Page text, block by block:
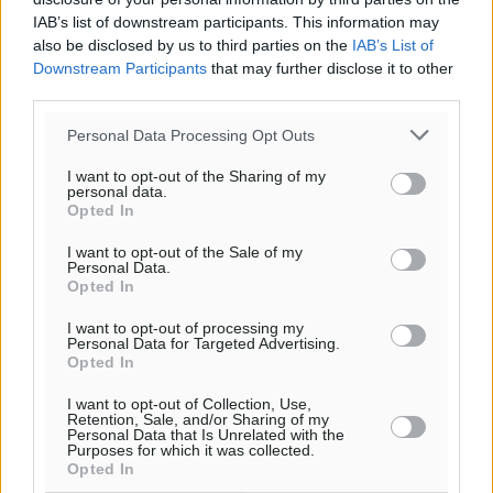
IAB’s list of downstream participants. This information may
also be disclosed by us to third parties on the IAB’s List of
Downstream Participants that may further disclose it to other
Personal Data Processing Opt Outs
I want to opt-out of the Sharing of my
personal data.
Opted In
I want to opt-out of the Sale of my
Personal Data.
Opted In
I want to opt-out of processing my
Personal Data for Targeted Advertising.
Opted In
I want to opt-out of Collection, Use,
Retention, Sale, and/or Sharing of my
Personal Data that Is Unrelated with the
Purposes for which it was collected.
Opted In
Ροή ειδήσεων
Έτος – ορόσημο το 2025 για δωρεές οργάνων στην
Ελλάδα
Ειδήσεις• πριν 7 ώρες